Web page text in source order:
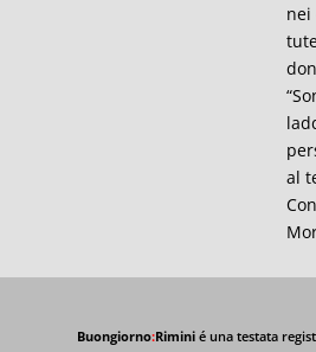
nei
al
Buongiorno:Riminié una testata